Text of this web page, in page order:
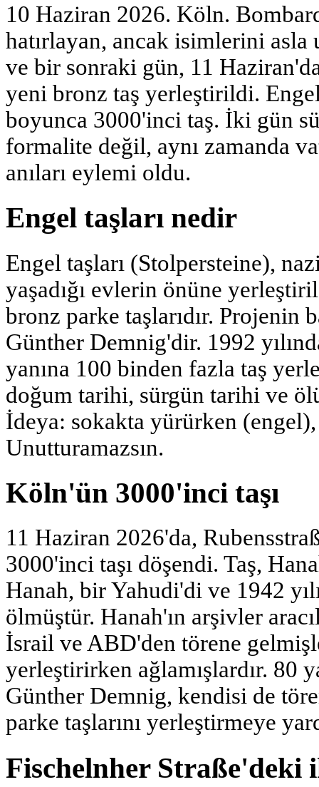
10 Haziran 2026. Köln.
hatırlayan, ancak isimlerini
ve bir sonraki gün, 11
yeni bronz taş yerleştirildi.
boyunca 3000'inci taş. İki gün
formalite değil, aynı zamanda
anıları eylemi oldu.
Engel taşları nedir
Engel taşları (Stolpersteine),
yaşadığı evlerin önüne
bronz parke taşlarıdır. Projenin
Günther Demnig'dir. 1992
yanına 100 binden fazla taş
doğum tarihi, sürgün tarihi ve
İdeya: sokakta yürürken
Unutturamazsın.
Köln'ün 3000'inci taşı
11 Haziran 2026'da,
3000'inci taşı döşendi. Taş,
Hanah, bir Yahudi'di ve 1942
ölmüştür. Hanah'ın arşivler
İsrail ve ABD'den törene
yerleştirirken ağlamışlardır. 80
Günther Demnig, kendisi de
parke taşlarını yerleştirmeye
Fischelnher Straße'deki